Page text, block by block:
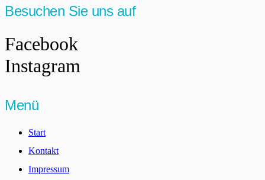
Besuchen Sie uns auf
Facebook
Instagram
Menü
Start
Kontakt
Impressum